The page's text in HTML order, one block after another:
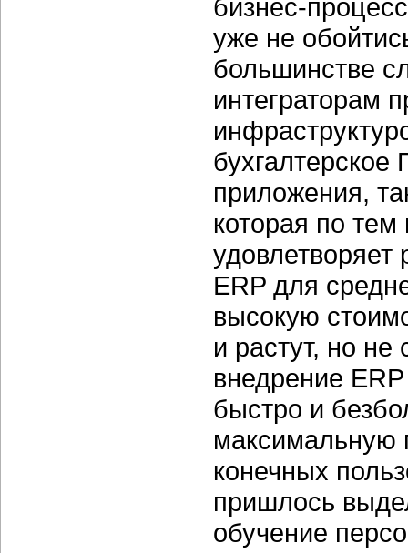
бизнес-
уже не
большинстве
интеграторам
приложения,
которая по
ERP для
высокую
и растут, но
внедрение
быстро и
максимальную
конечных
пришлось
обучение